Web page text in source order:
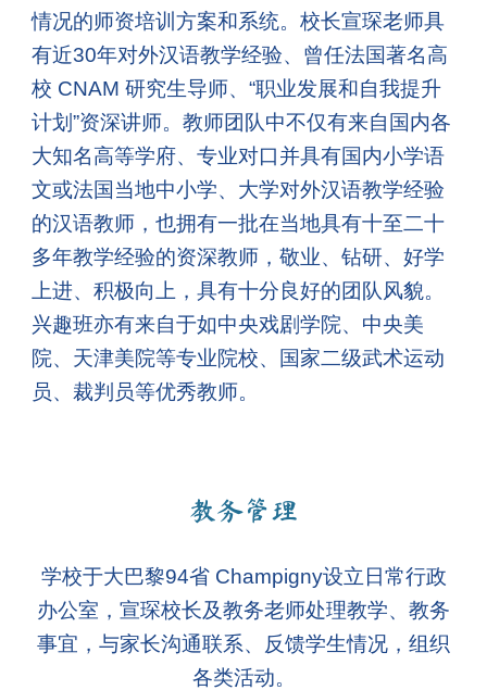
情况的师资培训方案和系统。校长宣琛老师具
有近30年对外汉语教学经验、曾任法国著名高
校 CNAM 研究生导师、“职业发展和自我提升
计划”资深讲师。教师团队中不仅有来自国内各
大知名高等学府、专业对口并具有国内小学语
文或法国当地中小学、大学对外汉语教学经验
的汉语教师，也拥有一批在当地具有十至二十
多年教学经验的资深教师，敬业、钻研、好学
上进、积极向上，具有十分良好的团队风貌。
兴趣班亦有来自于如中央戏剧学院、中央美
院、天津美院等专业院校、国家二级武术运动
员、裁判员等优秀教师。
教务管理
学校于大巴黎94省 Champigny设立日常行政
办公室，宣琛校长及教务老师处理教学、教务
事宜，与家长沟通联系、反馈学生情况，组织
各类活动。